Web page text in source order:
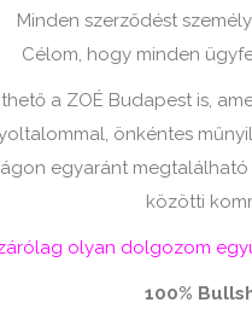
Minden szerződést
Célom, hogy minden
a ZOÉ Budapest is,
önkéntes
egyaránt
közötti
olyan dolgozom
100%